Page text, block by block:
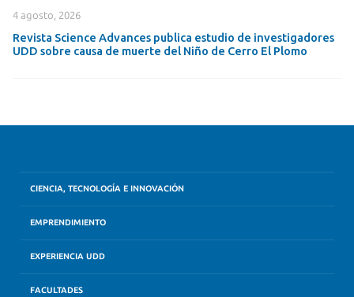
4 agosto, 2026
Revista Science Advances publica estudio de investigadores
UDD sobre causa de muerte del Niño de Cerro El Plomo
CIENCIA, TECNOLOGÍA E INNOVACIÓN
EMPRENDIMIENTO
EXPERIENCIA UDD
FACULTADES